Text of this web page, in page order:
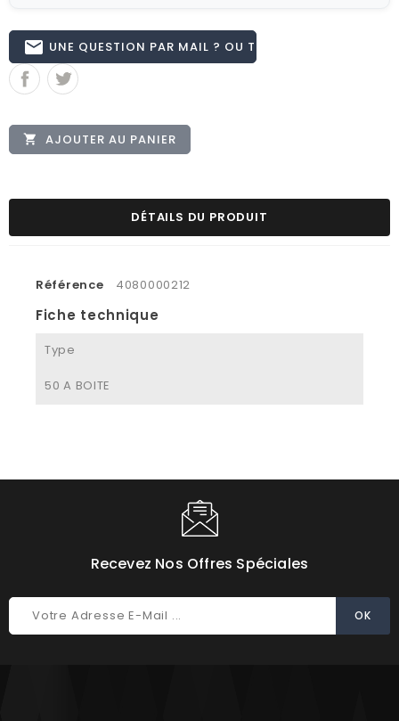
email UNE QUESTION PAR MAIL ? OU TÉL 02.51.62.16.59
 AJOUTER AU PANIER
DÉTAILS DU PRODUIT
Référence 4080000212
Fiche technique
Type
50 A BOITE
Recevez Nos Offres Spéciales